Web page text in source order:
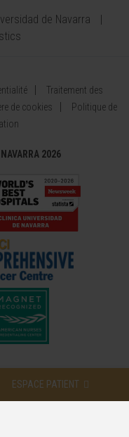
ESPACE PATIENT
de Navarra
Traitement des
de cookies
Politique de
2026